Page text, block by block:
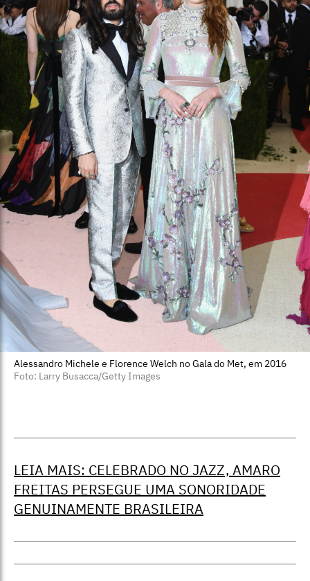
Alessandro Michele e Florence Welch no Gala do Met, em 2016
Foto: Larry Busacca/Getty Images
LEIA MAIS: CELEBRADO NO JAZZ, AMARO
FREITAS PERSEGUE UMA SONORIDADE
GENUINAMENTE BRASILEIRA